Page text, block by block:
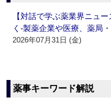
【対話で学ぶ薬業界ニュ
く‐製薬企業や医療、薬局
2026年07月31日 (金)
薬事キーワード解説